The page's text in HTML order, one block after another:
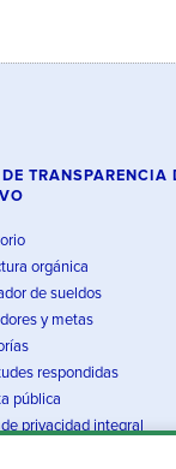
TRANSPARENCIA
orgánica
de sueldos
y metas
respondidas
pública
privacidad integral